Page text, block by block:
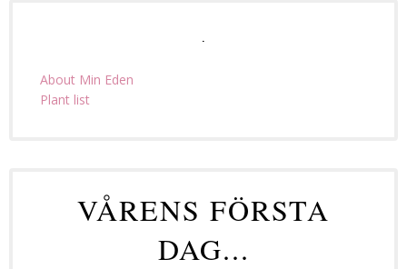
About Min Eden
Plant list
VÅRENS FÖRSTA
DAG...